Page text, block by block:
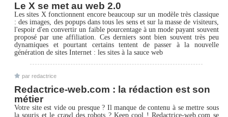
Le X se met au web 2.0
Les sites X fonctionnent encore beaucoup sur un modèle très classique
: des images, des popups dans tous les sens et sur la masse de visiteurs,
l'espoir d'en convertir un faible pourcentage à un mode payant souvent
proposé par une affiliation. Ces derniers sont bien souvent très peu
dynamiques et pourtant certains tentent de passer à la nouvelle
génération de sites Internet : les sites à la sauce web
par redactrice
Redactrice-web.com : la rédaction est son
métier
Votre site est vide ou presque ? Il manque de contenu à se mettre sous
la souris et le crawl des robots ? Keep cool ! Redactrice-web.com se